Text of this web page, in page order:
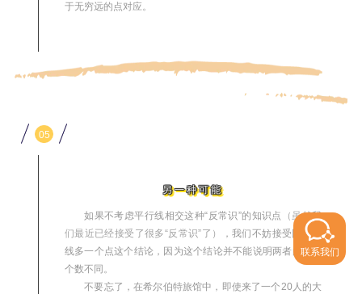
于无穷远的点对应。
05
另一种可能
如果不考虑平行线相交这种“反常识”的知识点
（虽然我
们最近已经接受了很多“反常识”了）
，我们不妨接受圆比直
线多一个点这个结论，因为这个结论并不能说明两者的元素
个数不同。
不要忘了，在希尔伯特旅馆中，即使来了一个20人的大
联系我们